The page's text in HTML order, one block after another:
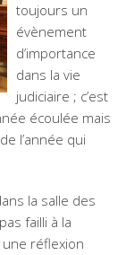
toujours un
évènement
d’importance
dans la vie
judiciaire ; c’est
écoulée mais
l’année qui
la salle des
failli à la
réflexion